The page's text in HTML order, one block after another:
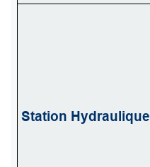
Station Hydraulique